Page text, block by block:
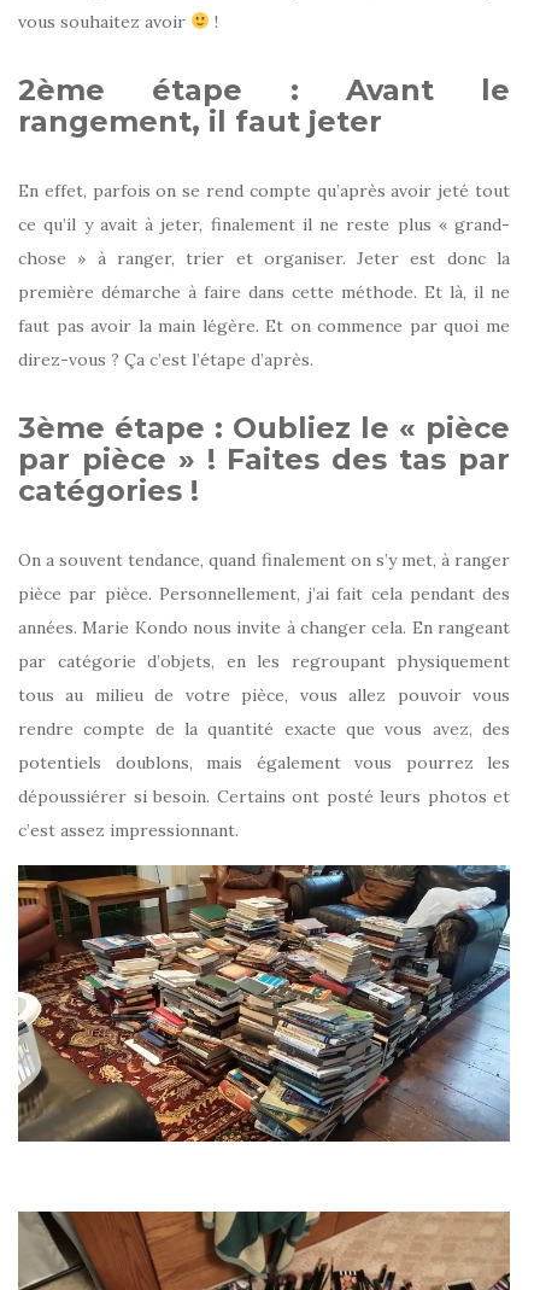
vous souhaitez avoir
!
2ème étape : Avant le
rangement, il faut jeter
En effet, parfois on se rend compte qu’après avoir jeté tout
ce qu’il y avait à jeter, finalement il ne reste plus « grand-
chose » à ranger, trier et organiser. Jeter est donc la
première démarche à faire dans cette méthode. Et là, il ne
faut pas avoir la main légère. Et on commence par quoi me
direz-vous ? Ça c’est l’étape d’après.
3ème étape : Oubliez le « pièce
par pièce » ! Faites des tas par
catégories !
On a souvent tendance, quand finalement on s’y met, à ranger
pièce par pièce. Personnellement, j’ai fait cela pendant des
années. Marie Kondo nous invite à changer cela. En rangeant
par catégorie d’objets, en les regroupant physiquement
tous au milieu de votre pièce, vous allez pouvoir vous
rendre compte de la quantité exacte que vous avez, des
potentiels doublons, mais également vous pourrez les
dépoussiérer si besoin. Certains ont posté leurs photos et
c’est assez impressionnant.